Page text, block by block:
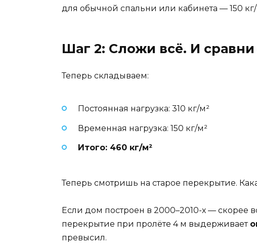
для обычной спальни или кабинета — 150 кг/
Шаг 2: Сложи всё. И сравни
Теперь складываем:
Постоянная нагрузка: 310 кг/м²
Временная нагрузка: 150 кг/м²
Итого: 460 кг/м²
Теперь смотришь на старое перекрытие.
Если дом построен в 2000–2010-х — скорее
перекрытие при пролёте 4 м выдерживает
превысил.